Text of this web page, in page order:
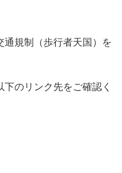
規制（歩行者天国）を
のリンク先をご確認く